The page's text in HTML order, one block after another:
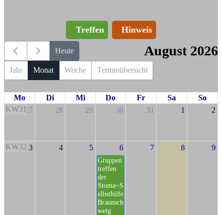
Treffen Hinweis
Heute August 2026
Jahr Monat Woche Terminübersicht
Mo Di Mi Do Fr Sa
So
KW3127 28 29 30 31 1 2
KW32 3 4 5 6
Gruppen
treffen
der
Stoma~S
elbsthilfe
Braunsch
weig
7 8 9